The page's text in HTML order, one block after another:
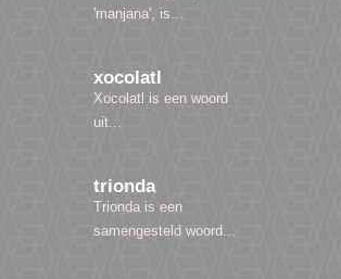
'manjana', is...
xocolatl
Xocolatl is een woord
uit...
trionda
Trionda is een
samengesteld woord...